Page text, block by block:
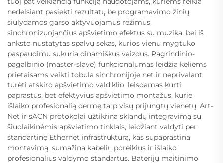
nedelsiant pasiekti rezultatų be programavimo žinių,
siūlydamos garso aktyvuojamus režimus,
sinchronizuojančius apšvietimo efektus su muzika, bei iš
anksto nustatytas spalvų sekas, kurios vienu mygtuko
paspaudimu sukuria dinamiškus vaizdus. Pagrindinio-
pagalbinio (master-slave) funkcionalumas leidžia keliems
prietaisams veikti tobula sinchronijoje net ir neprivalant
turėti atskiro apšvietimo valdiklio, leisdamas kurti
paprastus, bet efektyvius apšvietimo montažus, kurie
išlaiko profesionalią dermę tarp visų prijungtų vienetų. Art-
Net ir sACN protokolai užtikrina sklandų integravimą su
šiuolaikinėmis apšvietimo tinklais, leidžiant valdyti per
standartinę Ethernet infrastruktūrą, kas supaprastina
montavimą, sumažina kabelių poreikius ir išlaiko
profesionalius valdymo standartus. Baterijų maitinimo